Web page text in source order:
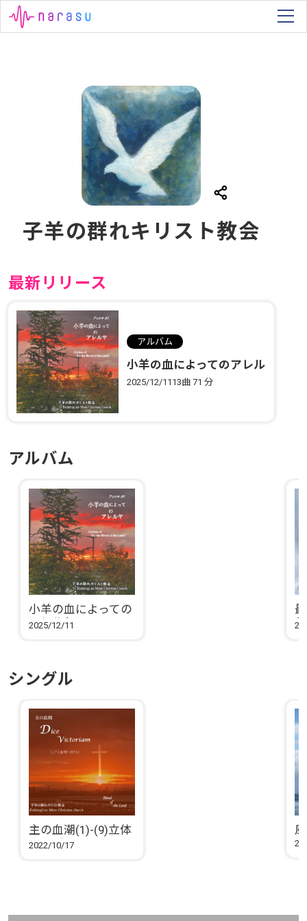
子羊の群れキリスト教会
最新リリース
アルバム
小羊の血によってのアレル
ヤ
2025/12/11 13曲71 分
アルバム
小羊の血によっての
アレルヤ
2025/12/11
ヤ
シングル
主の血潮(1)-(9)立体
さんび
2022/10/17